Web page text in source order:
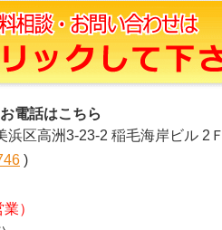
電話はこちら
区高洲3-23-2 稲毛海岸ビル 2Ｆ
)
）